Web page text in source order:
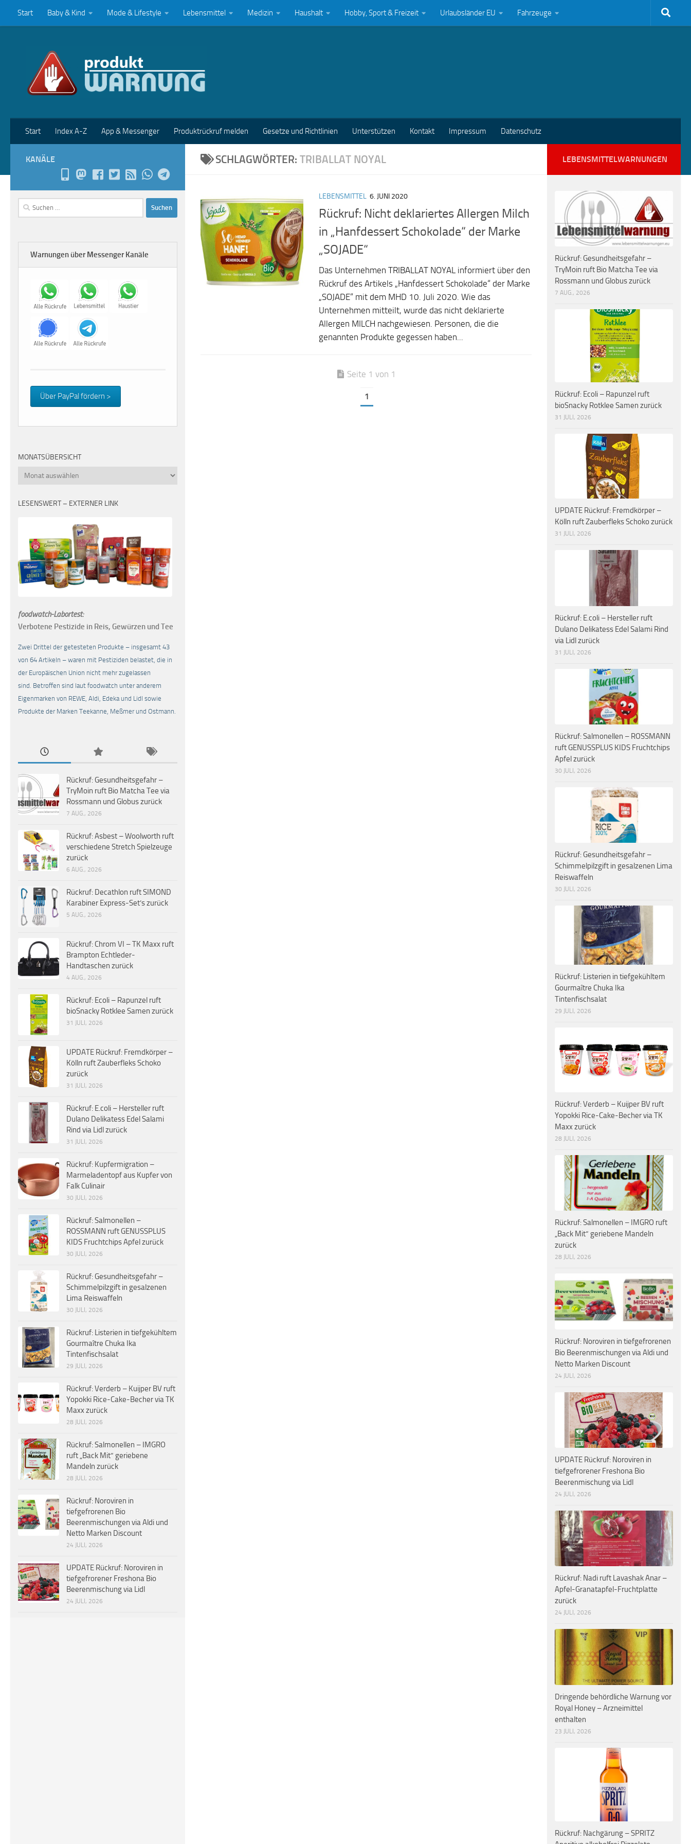
Zum Inhalt springen
Start Baby & Kind Mode & Lifestyle Lebensmittel Medizin Haushalt Hobby, Sport & Freizeit Urlaubsländer EU Fahrzeuge
Start Index A-Z App & Messenger Produktrückruf melden Gesetze und Richtlinien Unterstützen Kontakt Impressum Datenschutz
SCHLAGWÖRTER: TRIBALLAT NOYAL
LEBENSMITTEL 6. JUNI 2020
Rückruf: Nicht deklariertes Allergen Milch
in „Hanfdessert Schokolade“ der Marke
„SOJADE“
Das Unternehmen TRIBALLAT NOYAL informiert über den
Rückruf des Artikels „Hanfdessert Schokolade“ der Marke
„SOJADE“ mit dem MHD 10. Juli 2020. Wie das
Unternehmen mitteilt, wurde das nicht deklarierte
Allergen MILCH nachgewiesen. Personen, die die
genannten Produkte gegessen haben...
Seite 1 von 1
1
KANÄLE
Suchen
nach:
Warnungen über Messenger Kanäle
Über PayPal fördern >
MONATSÜBERSICHT
Monatsübersicht
LESENSWERT – EXTERNER LINK
foodwatch-Labortest:
Verbotene Pestizide in Reis, Gewürzen und Tee
Zwei Drittel der getesteten Produkte – insgesamt 43
von 64 Artikeln – waren mit Pestiziden belastet, die in
der Europäischen Union nicht mehr zugelassen
sind. Betroffen sind laut foodwatch unter anderem
Eigenmarken von REWE, Aldi, Edeka und Lidl sowie
Produkte der Marken Teekanne, Meßmer und Ostmann.
Rückruf: Gesundheitsgefahr –
TryMoin ruft Bio Matcha Tee via
Rossmann und Globus zurück
7 AUG., 2026
Rückruf: Asbest – Woolworth ruft
verschiedene Stretch Spielzeuge
zurück
6 AUG., 2026
Rückruf: Decathlon ruft SIMOND
Karabiner Express-Set’s zurück
5 AUG., 2026
Rückruf: Chrom VI – TK Maxx ruft
Brampton Echtleder-
Handtaschen zurück
4 AUG., 2026
Rückruf: Ecoli – Rapunzel ruft
bioSnacky Rotklee Samen zurück
31 JULI, 2026
UPDATE Rückruf: Fremdkörper –
Kölln ruft Zauberfleks Schoko
zurück
31 JULI, 2026
Rückruf: E.coli – Hersteller ruft
Dulano Delikatess Edel Salami
Rind via Lidl zurück
31 JULI, 2026
Rückruf: Kupfermigration –
Marmeladentopf aus Kupfer von
Falk Culinair
30 JULI, 2026
Rückruf: Salmonellen –
ROSSMANN ruft GENUSSPLUS
KIDS Fruchtchips Apfel zurück
30 JULI, 2026
Rückruf: Gesundheitsgefahr –
Schimmelpilzgift in gesalzenen
Lima Reiswaffeln
30 JULI, 2026
Rückruf: Listerien in tiefgekühltem
Gourmaître Chuka Ika
Tintenfischsalat
29 JULI, 2026
Rückruf: Verderb – Kuijper BV ruft
Yopokki Rice-Cake-Becher via TK
Maxx zurück
28 JULI, 2026
Rückruf: Salmonellen – IMGRO
ruft „Back Mit“ geriebene
Mandeln zurück
28 JULI, 2026
Rückruf: Noroviren in
tiefgefrorenen Bio
Beerenmischungen via Aldi und
Netto Marken Discount
24 JULI, 2026
UPDATE Rückruf: Noroviren in
tiefgefrorener Freshona Bio
Beerenmischung via Lidl
24 JULI, 2026
LEBENSMITTELWARNUNGEN
Rückruf: Gesundheitsgefahr –
TryMoin ruft Bio Matcha Tee via
Rossmann und Globus zurück
7 AUG., 2026
Rückruf: Ecoli – Rapunzel ruft
bioSnacky Rotklee Samen zurück
31 JULI, 2026
UPDATE Rückruf: Fremdkörper –
Kölln ruft Zauberfleks Schoko zurück
31 JULI, 2026
Rückruf: E.coli – Hersteller ruft
Dulano Delikatess Edel Salami Rind
via Lidl zurück
31 JULI, 2026
Rückruf: Salmonellen – ROSSMANN
ruft GENUSSPLUS KIDS Fruchtchips
Apfel zurück
30 JULI, 2026
Rückruf: Gesundheitsgefahr –
Schimmelpilzgift in gesalzenen Lima
Reiswaffeln
30 JULI, 2026
Rückruf: Listerien in tiefgekühltem
Gourmaître Chuka Ika
Tintenfischsalat
29 JULI, 2026
Rückruf: Verderb – Kuijper BV ruft
Yopokki Rice-Cake-Becher via TK
Maxx zurück
28 JULI, 2026
Rückruf: Salmonellen – IMGRO ruft
„Back Mit“ geriebene Mandeln
zurück
28 JULI, 2026
Rückruf: Noroviren in tiefgefrorenen
Bio Beerenmischungen via Aldi und
Netto Marken Discount
24 JULI, 2026
UPDATE Rückruf: Noroviren in
tiefgefrorener Freshona Bio
Beerenmischung via Lidl
24 JULI, 2026
Rückruf: Nadi ruft Lavashak Anar –
Apfel-Granatapfel-Fruchtplatte
zurück
24 JULI, 2026
Dringende behördliche Warnung vor
Royal Honey – Arzneimittel
enthalten
23 JULI, 2026
Rückruf: Nachgärung – SPRITZ